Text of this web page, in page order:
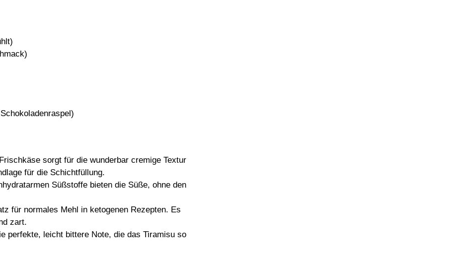
sorgt für die wunderbar cremige Textur
für die Schichtfüllung.
Süßstoffe bieten die Süße, ohne den
für normales Mehl in ketogenen Rezepten. Es
zart.
perfekte, leicht bittere Note, die das Tiramisu so